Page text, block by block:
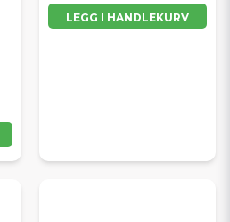
LEGG I HANDLEKURV